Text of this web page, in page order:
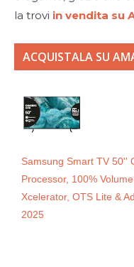
la trovi in vendita su
ACQUISTALA SU
Samsung Smart TV 50''
Processor, 100%
Xcelerator, OTS Lite &
2025